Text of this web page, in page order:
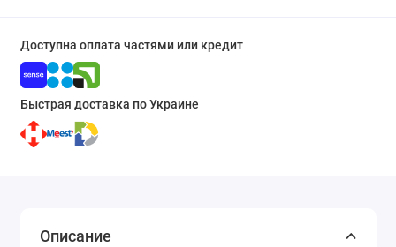
Доступна оплата частями или кредит
Быстрая доставка по Украине
Описание